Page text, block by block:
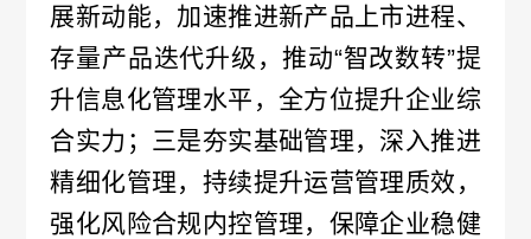
任
强
制
保
展新动能，加速推进新产品上市进程、
存量产品迭代升级，推动“智改数转”提
升信息化管理水平，全方位提升企业综
合实力；三是夯实基础管理，深入推进
精细化管理，持续提升运营管理质效，
强化风险合规内控管理，保障企业稳健